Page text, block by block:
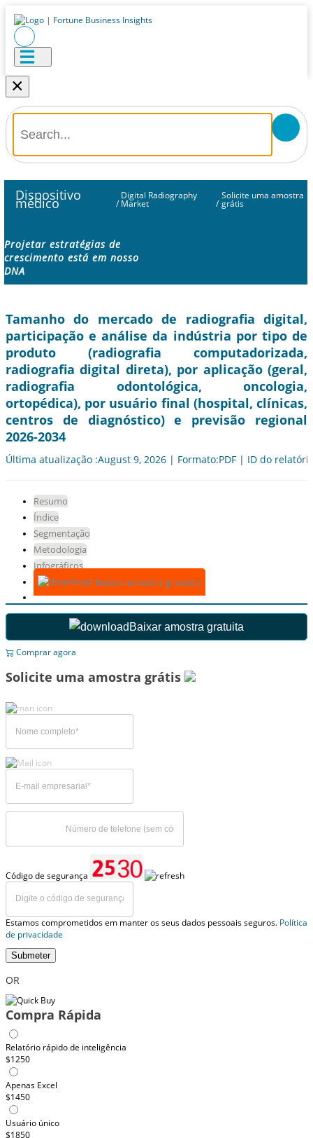
×
Dispositivo
médico /
Digital Radiography
Market /
Solicite uma amostra
grátis
Projetar estratégias de
crescimento está em nosso
DNA
Tamanho do mercado de radiografia digital,
participação e análise da indústria por tipo de
produto (radiografia computadorizada,
radiografia digital direta), por aplicação (geral,
radiografia odontológica, oncologia,
ortopédica), por usuário final (hospital, clínicas,
centros de diagnóstico) e previsão regional
2026-2034
Última atualização :August 9, 2026 | Formato:PDF | ID do
Resumo
Índice
Segmentação
Metodologia
Infográficos
Baixar amostra gratuita
Baixar amostra gratuita
Comprar agora
Solicite uma amostra grátis
Código de segurança
Estamos comprometidos em manter os seus dados pessoais seguros. Política
de privacidade
Submeter
OR
Compra Rápida
Relatório rápido de inteligência
$1250
Apenas Excel
$1450
Usuário único
$1850